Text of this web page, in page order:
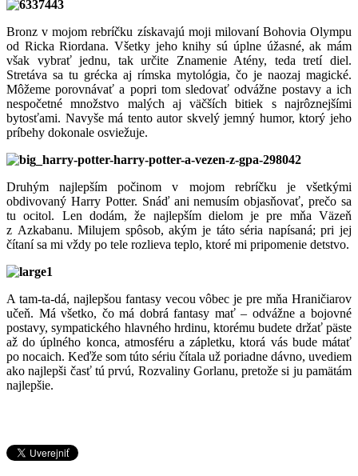
3
Bronz v mojom rebríčku získavajú moji milovaní Bohovia Olympu
od Ricka Riordana. Všetky jeho knihy sú úplne úžasné, ak mám
však vybrať jednu, tak určite Znamenie Atény, teda tretí diel.
Stretáva sa tu grécka aj rímska mytológia, čo je naozaj magické.
Môžeme porovnávať a popri tom sledovať odvážne postavy a ich
nespočetné množstvo malých aj väčších bitiek s najrôznejšími
bytosťami. Navyše má tento autor skvelý jemný humor, ktorý jeho
príbehy dokonale osviežuje.
2
Druhým najlepším počinom v mojom rebríčku je všetkými
obdivovaný Harry Potter. Snáď ani nemusím objasňovať, prečo sa
tu ocitol. Len dodám, že najlepším dielom je pre mňa Väzeň
z Azkabanu. Milujem spôsob, akým je táto séria napísaná; pri jej
čítaní sa mi vždy po tele rozlieva teplo, ktoré mi pripomenie detstvo.
1
A tam-ta-dá, najlepšou fantasy vecou vôbec je pre mňa Hraničiarov
učeň. Má všetko, čo má dobrá fantasy mať – odvážne a bojovné
postavy, sympatického hlavného hrdinu, ktorému budete držať päste
až do úplného konca, atmosféru a zápletku, ktorá vás bude mátať
po nocaich. Keďže som túto sériu čítala už poriadne dávno, uvediem
ako najlepši časť tú prvú, Rozvaliny Gorlanu, pretože si ju pamätám
najlepšie.